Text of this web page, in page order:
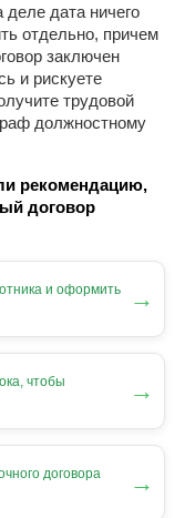
дата ничего
отдельно, причем
заключен
и рискуете
трудовой
должностному
рекомендацию,
договор
и оформить
→
чтобы
→
договора
→